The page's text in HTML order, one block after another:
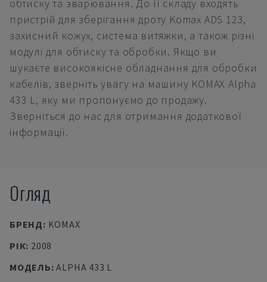
обтиску та зварювання. До її складу входять
пристрій для зберігання дроту Komax ADS 123,
захисний кожух, система витяжки, а також різні
модулі для обтиску та обробки. Якщо ви
шукаєте високоякісне обладнання для обробки
кабелів, зверніть увагу на машину KOMAX Alpha
433 L, яку ми пропонуємо до продажу.
Зверніться до нас для отримання додаткової
інформації.
Огляд
БРЕНД: KOMAX
РІК: 2008
МОДЕЛЬ:ALPHA 433 L